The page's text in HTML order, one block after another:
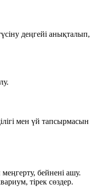
деңгейі анықталып,
мен үй тапсырмасын
бейнені ашу.
тірек сөздер.